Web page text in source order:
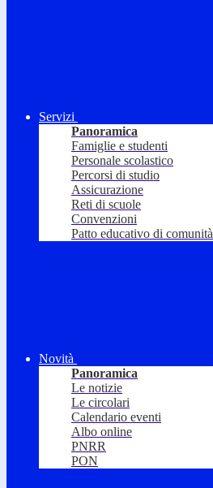
Servizi
Panoramica
Famiglie e studenti
Personale scolastico
Percorsi di studio
Assicurazione
Reti di scuole
Convenzioni
Patto educativo di comunità
Novità
Panoramica
Le notizie
Le circolari
Calendario eventi
Albo online
PNRR
PON